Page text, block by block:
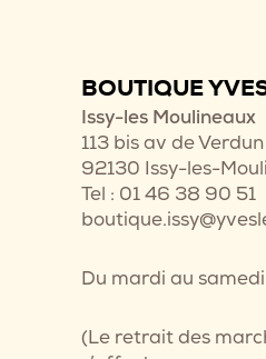
BOUTIQUE
Issy-les Moulineaux
113 bis av de Verdun
92130 Issy-les-
Tel : 01 46 38 90 51
Du mardi au
(Le retrait des